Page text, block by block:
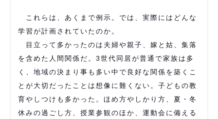
これらは、あくまで例示。では、実際にはどんな
学習が計画されていたのか。
目立って多かったのは夫婦や親子、嫁と姑、集落
を含めた人間関係だ。3世代同居が普通で家族は多
く、地域の決まり事も多い中で良好な関係を築くこ
とが大切だったことは想像に難くない。子どもの教
育やしつけも多かった。ほめ方やしかり方、夏・冬
休みの過ごし方、授業参観のほか、運動会に備える